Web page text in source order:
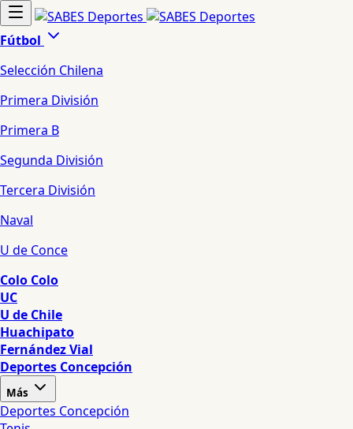
Fútbol
Selección Chilena
Primera División
Primera B
Segunda División
Tercera División
Naval
U de Conce
Colo Colo
UC
U de Chile
Huachipato
Fernández Vial
Deportes Concepción
Más
Deportes Concepción